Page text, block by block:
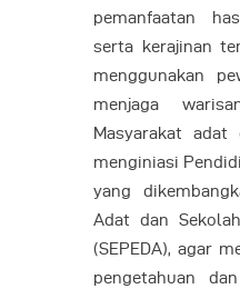
pemanfaatan
serta kerajinan
menggunakan
menjaga
Masyarakat
menginiasi
yang
Adat dan
(SEPEDA), agar
pengetahuan